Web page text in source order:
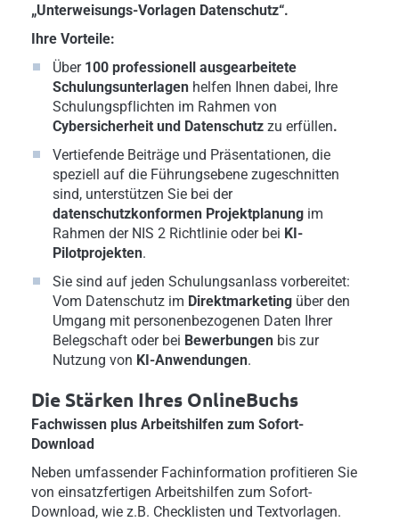
„Unterweisungs-Vorlagen Datenschutz“.
Ihre Vorteile:
Über 100 professionell ausgearbeitete
Schulungsunterlagen helfen Ihnen dabei, Ihre
Schulungspflichten im Rahmen von
Cybersicherheit und Datenschutz zu erfüllen.
Vertiefende Beiträge und Präsentationen, die
speziell auf die Führungsebene zugeschnitten
sind, unterstützen Sie bei der
datenschutzkonformen Projektplanung im
Rahmen der NIS 2 Richtlinie oder bei KI-
Pilotprojekten.
Sie sind auf jeden Schulungsanlass vorbereitet:
Vom Datenschutz im Direktmarketing über den
Umgang mit personenbezogenen Daten Ihrer
Belegschaft oder bei Bewerbungen bis zur
Nutzung von KI-Anwendungen.
Die Stärken Ihres OnlineBuchs
Fachwissen plus Arbeitshilfen zum Sofort-
Download
Neben umfassender Fachinformation profitieren Sie
von einsatzfertigen Arbeitshilfen zum Sofort-
Download, wie z.B. Checklisten und Textvorlagen.